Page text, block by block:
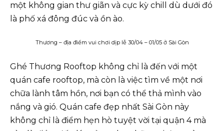
một không gian thư giãn và cực kỳ chill dù dưới đó
là phố xá đông đúc và ồn ào.
Thương – địa điểm vui chơi dịp lễ 30/04 – 01/05 ở Sài Gòn
Ghé Thương Rooftop không chỉ là đến với một
quán cafe rooftop, mà còn là việc tìm về một nơi
chữa lành tâm hồn, nơi bạn có thể thả mình vào
nắng và gió. Quán cafe đẹp nhất Sài Gòn này
không chỉ là điểm hẹn hò tuyệt vời tại quận 4 mà